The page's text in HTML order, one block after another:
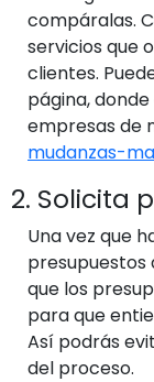
compáralas.
servicios que
clientes.
página,
empresas de
mudanzas-
2. Solicita
Una vez que
presupuestos
que los
para que
Así podrás
del proceso.